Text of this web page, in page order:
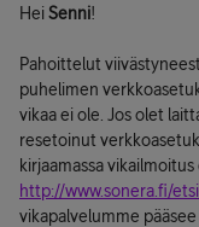
HeiSenni!
Pahoittelut
puhelimen
vikaa ei ole. Jos olet
resetoinut
kirjaamassa
http://www.sonera.fi/
vikapalvelumme